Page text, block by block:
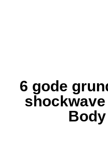
6 gode